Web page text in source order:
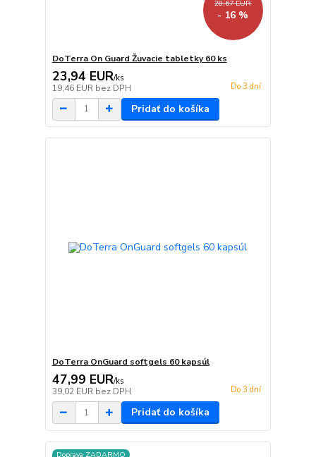
28,67 EUR
- 16 %
DoTerra On Guard Žuvacie tabletky 60 ks
23,94 EUR/ks
19,46 EUR bez DPH Do 3 dní
Pridať do košíka
DoTerra OnGuard softgels 60 kapsúl
47,99 EUR/ks
39,02 EUR bez DPH Do 3 dní
Pridať do košíka
Doprava ZADARMO